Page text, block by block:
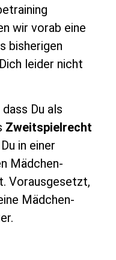
wir vorab eine
bisherigen
leider nicht
Du als
Zweitspielrecht
in einer
Mädchen-
Vorausgesetzt,
Mädchen-